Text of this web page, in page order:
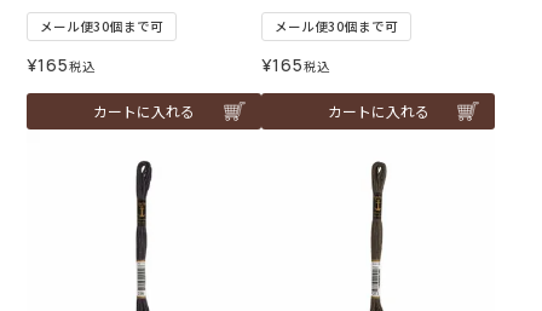
メール便30個まで可
¥165税込
カートに入れる
メール便30個まで可
¥165税込
カートに入れる